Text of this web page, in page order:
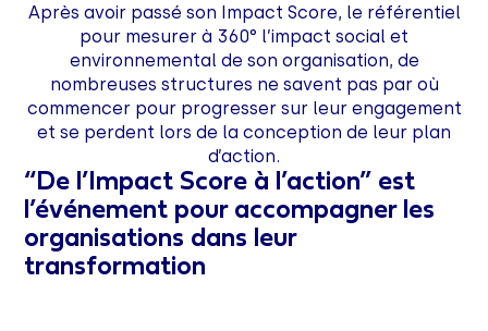
Après avoir passé son Impact Score, le référentiel
pour mesurer à 360° l’impact social et
environnemental de son organisation, de
nombreuses structures ne savent pas par où
commencer pour progresser sur leur engagement
et se perdent lors de la conception de leur plan
d’action.
“De l’Impact Score à l’action” est
l’événement pour accompagner les
organisations dans leur
transformation